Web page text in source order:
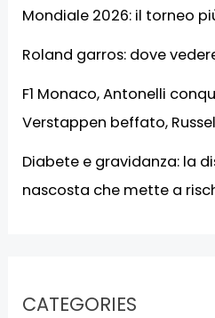
Mondiale 2026: il torneo
Roland garros: dove
F1 Monaco, Antonelli
Verstappen beffato,
Diabete e gravidanza: la
nascosta che mette a
CATEGORIES